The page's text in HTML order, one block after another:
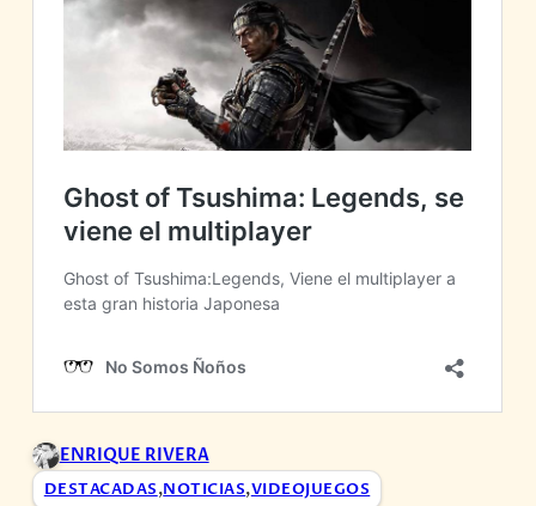
ENRIQUE RIVERA
DESTACADAS,NOTICIAS,VIDEOJUEGOS